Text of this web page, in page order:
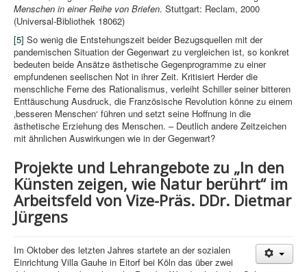
Menschen in einer Reihe von Briefen. Stuttgart: Reclam, 2000
(Universal-Bibliothek 18062)
[5] So wenig die Entstehungszeit beider Bezugsquellen mit der
pandemischen Situation der Gegenwart zu vergleichen ist, so konkret
bedeuten beide Ansätze ästhetische Gegenprogramme zu einer
empfundenen seelischen Not in ihrer Zeit. Kritisiert Herder die
menschliche Ferne des Rationalismus, verleiht Schiller seiner bitteren
Enttäuschung Ausdruck, die Französische Revolution könne zu einem
‚besseren Menschen‘ führen und setzt seine Hoffnung in die
ästhetische Erziehung des Menschen. – Deutlich andere Zeitzeichen
mit ähnlichen Auswirkungen wie in der Gegenwart?
Projekte und Lehrangebote zu „In den
Künsten zeigen, wie Natur berührt“ im
Arbeitsfeld von Vize-Präs. DDr. Dietmar
Jürgens
Im Oktober des letzten Jahres startete an der sozialen
Einrichtung Villa Gauhe in Eitorf bei Köln das über zwei